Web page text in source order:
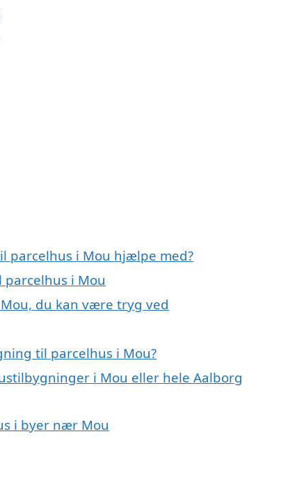
parcelhus i Mou hjælpe med?
i Mou
du kan være tryg ved
til parcelhus i Mou?
i Mou eller hele Aalborg
i byer nær Mou